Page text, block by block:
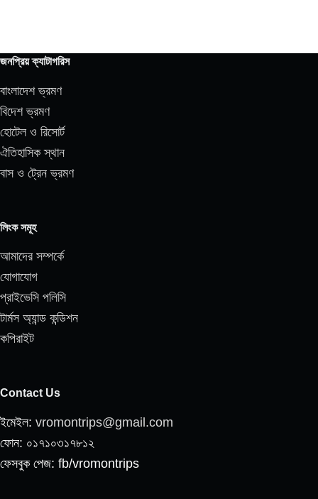
জনপ্রিয় ক্যাটাগরিস
বাংলাদেশ ভ্রমণ
বিদেশ ভ্রমণ
হোটেল ও রিসোর্ট
ঐতিহাসিক স্থান
বাস ও ট্রেন ভ্রমণ
লিংক সমূহ
আমাদের সম্পর্কে
যোগাযোগ
প্রাইভেসি পলিসি
টার্মস অ্যান্ড কন্ডিশন
কপিরাইট
Contact Us
ইমেইল: vromontrips@gmail.com
ফোন: ০১৭১০৩১৭৮১২
ফেসবুক পেজ: fb/vromontrips